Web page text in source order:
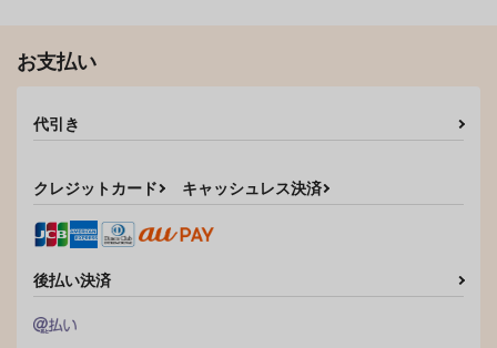
お支払い
代引き
クレジットカード キャッシュレス決済
後払い決済